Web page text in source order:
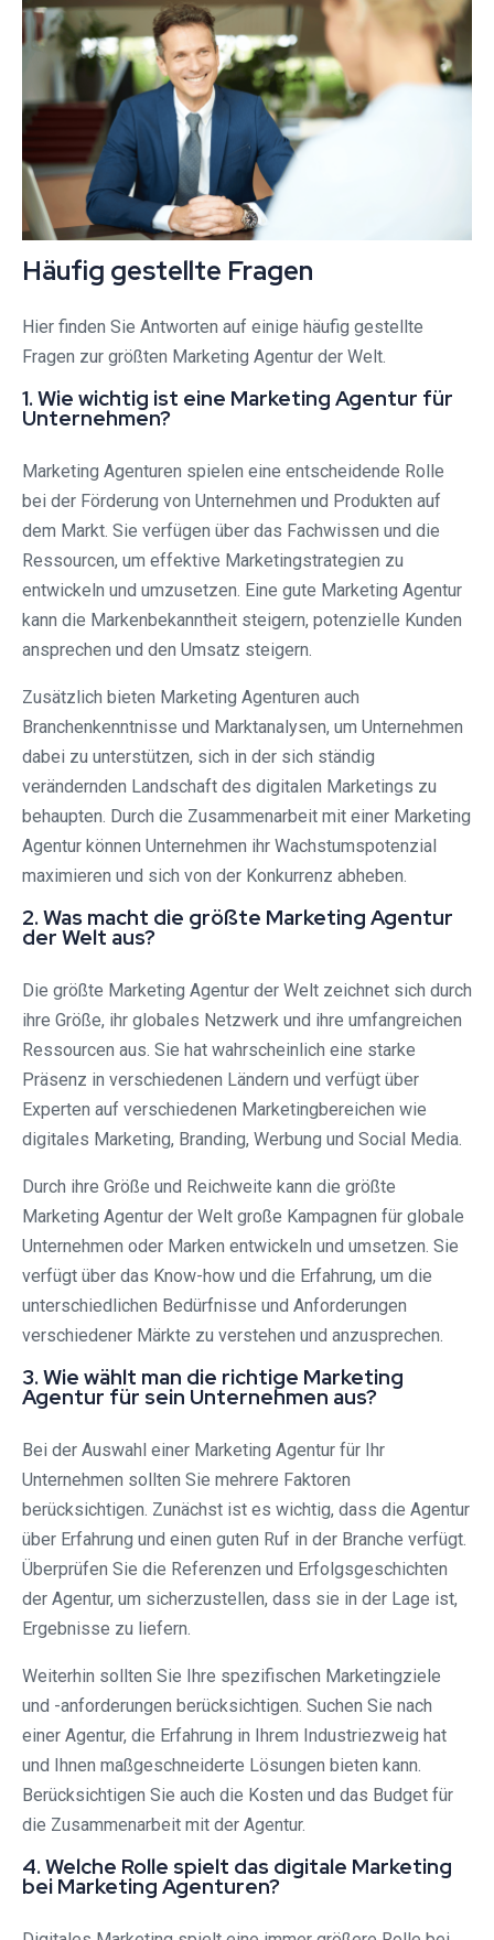
Häufig gestellte Fragen
Hier finden Sie Antworten auf einige häufig gestellte
Fragen zur größten Marketing Agentur der Welt.
1. Wie wichtig ist eine Marketing Agentur für
Unternehmen?
Marketing Agenturen spielen eine entscheidende Rolle
bei der Förderung von Unternehmen und Produkten auf
dem Markt. Sie verfügen über das Fachwissen und die
Ressourcen, um effektive Marketingstrategien zu
entwickeln und umzusetzen. Eine gute Marketing Agentur
kann die Markenbekanntheit steigern, potenzielle Kunden
ansprechen und den Umsatz steigern.
Zusätzlich bieten Marketing Agenturen auch
Branchenkenntnisse und Marktanalysen, um Unternehmen
dabei zu unterstützen, sich in der sich ständig
verändernden Landschaft des digitalen Marketings zu
behaupten. Durch die Zusammenarbeit mit einer Marketing
Agentur können Unternehmen ihr Wachstumspotenzial
maximieren und sich von der Konkurrenz abheben.
2. Was macht die größte Marketing Agentur
der Welt aus?
Die größte Marketing Agentur der Welt zeichnet sich durch
ihre Größe, ihr globales Netzwerk und ihre umfangreichen
Ressourcen aus. Sie hat wahrscheinlich eine starke
Präsenz in verschiedenen Ländern und verfügt über
Experten auf verschiedenen Marketingbereichen wie
digitales Marketing, Branding, Werbung und Social Media.
Durch ihre Größe und Reichweite kann die größte
Marketing Agentur der Welt große Kampagnen für globale
Unternehmen oder Marken entwickeln und umsetzen. Sie
verfügt über das Know-how und die Erfahrung, um die
unterschiedlichen Bedürfnisse und Anforderungen
verschiedener Märkte zu verstehen und anzusprechen.
3. Wie wählt man die richtige Marketing
Agentur für sein Unternehmen aus?
Bei der Auswahl einer Marketing Agentur für Ihr
Unternehmen sollten Sie mehrere Faktoren
berücksichtigen. Zunächst ist es wichtig, dass die Agentur
über Erfahrung und einen guten Ruf in der Branche verfügt.
Überprüfen Sie die Referenzen und Erfolgsgeschichten
der Agentur, um sicherzustellen, dass sie in der Lage ist,
Ergebnisse zu liefern.
Weiterhin sollten Sie Ihre spezifischen Marketingziele
und -anforderungen berücksichtigen. Suchen Sie nach
einer Agentur, die Erfahrung in Ihrem Industriezweig hat
und Ihnen maßgeschneiderte Lösungen bieten kann.
Berücksichtigen Sie auch die Kosten und das Budget für
die Zusammenarbeit mit der Agentur.
4. Welche Rolle spielt das digitale Marketing
bei Marketing Agenturen?